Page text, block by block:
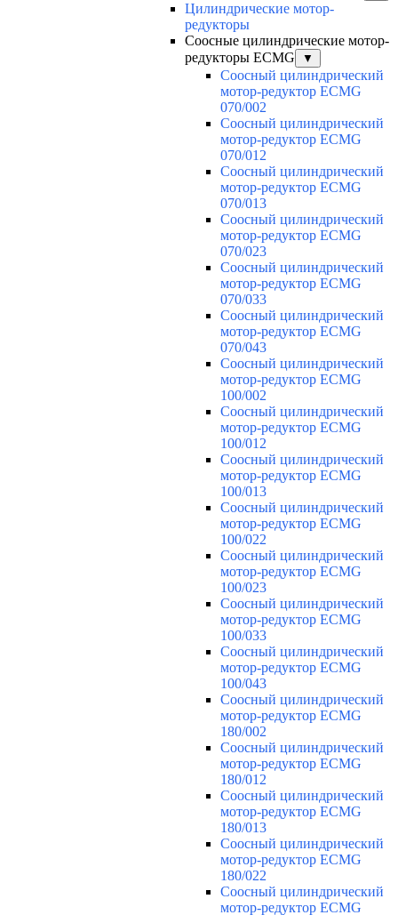
Цилиндрические мотор-
редукторы
Соосные цилиндрические мотор-
редукторы ECMG
▼
Соосный цилиндрический
мотор-редуктор ECMG
070/002
Соосный цилиндрический
мотор-редуктор ECMG
070/012
Соосный цилиндрический
мотор-редуктор ECMG
070/013
Соосный цилиндрический
мотор-редуктор ECMG
070/023
Соосный цилиндрический
мотор-редуктор ECMG
070/033
Соосный цилиндрический
мотор-редуктор ECMG
070/043
Соосный цилиндрический
мотор-редуктор ECMG
100/002
Соосный цилиндрический
мотор-редуктор ECMG
100/012
Соосный цилиндрический
мотор-редуктор ECMG
100/013
Соосный цилиндрический
мотор-редуктор ECMG
100/022
Соосный цилиндрический
мотор-редуктор ECMG
100/023
Соосный цилиндрический
мотор-редуктор ECMG
100/033
Соосный цилиндрический
мотор-редуктор ECMG
100/043
Соосный цилиндрический
мотор-редуктор ECMG
180/002
Соосный цилиндрический
мотор-редуктор ECMG
180/012
Соосный цилиндрический
мотор-редуктор ECMG
180/013
Соосный цилиндрический
мотор-редуктор ECMG
180/022
Соосный цилиндрический
мотор-редуктор ECMG